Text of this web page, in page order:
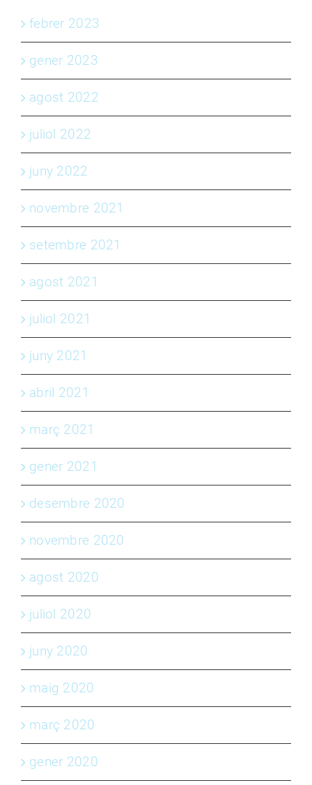
febrer 2023
gener 2023
agost 2022
juliol 2022
juny 2022
novembre 2021
setembre 2021
agost 2021
juliol 2021
juny 2021
abril 2021
març 2021
gener 2021
desembre 2020
novembre 2020
agost 2020
juliol 2020
juny 2020
maig 2020
març 2020
gener 2020